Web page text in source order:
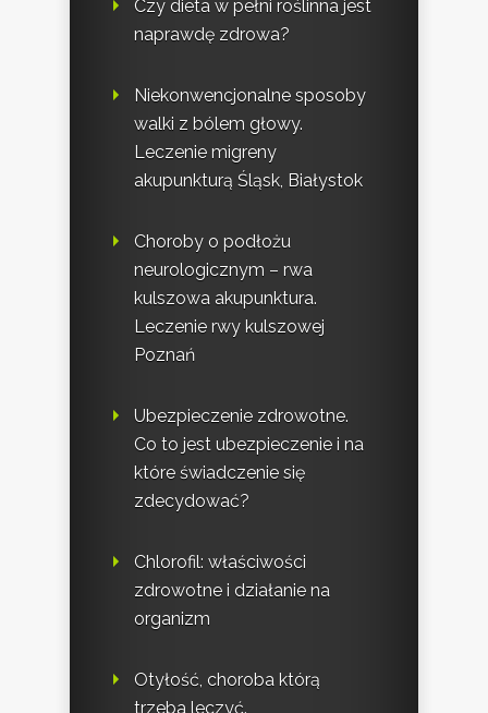
Czy dieta w pełni roślinna jest
naprawdę zdrowa?
Niekonwencjonalne sposoby
walki z bólem głowy.
Leczenie migreny
akupunkturą Śląsk, Białystok
Choroby o podłożu
neurologicznym – rwa
kulszowa akupunktura.
Leczenie rwy kulszowej
Poznań
Ubezpieczenie zdrowotne.
Co to jest ubezpieczenie i na
które świadczenie się
zdecydować?
Chlorofil: właściwości
zdrowotne i działanie na
organizm
Otyłość, choroba którą
trzeba leczyć.